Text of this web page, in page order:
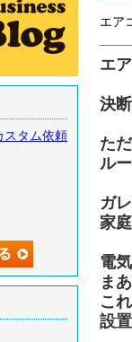
エア
エ
決
た
ル
ガ
家
電
ま
こ
設
タム依頼